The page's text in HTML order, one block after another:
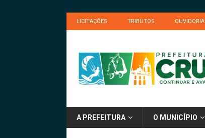
LICITAÇÕES TRIBUTOS OUVIDORIA
A PREFEITURA O MUNICÍPIO